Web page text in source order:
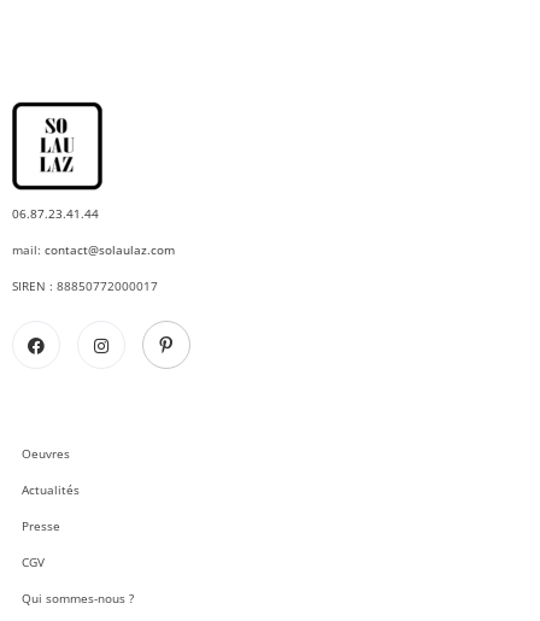
06.87.23.41.44
mail: contact@solaulaz.com
SIREN : 88850772000017
Oeuvres
Actualités
Presse
CGV
Qui sommes-nous ?